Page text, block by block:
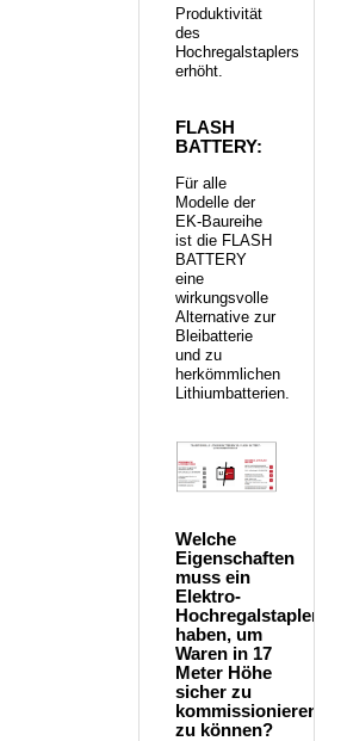
Produktivität
des
Hochregalstaplers
erhöht.
FLASH
BATTERY:
Für alle
Modelle der
EK-Baureihe
ist die FLASH
BATTERY
eine
wirkungsvolle
Alternative zur
Bleibatterie
und zu
herkömmlichen
Lithiumbatterien.
Welche
Eigenschaften
muss ein
Elektro-
Hochregalstapler
haben, um
Waren in 17
Meter Höhe
sicher zu
kommissionieren
zu können?